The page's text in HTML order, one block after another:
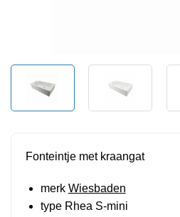
Fonteintje met kraangat
merk Wiesbaden
type Rhea S-mini